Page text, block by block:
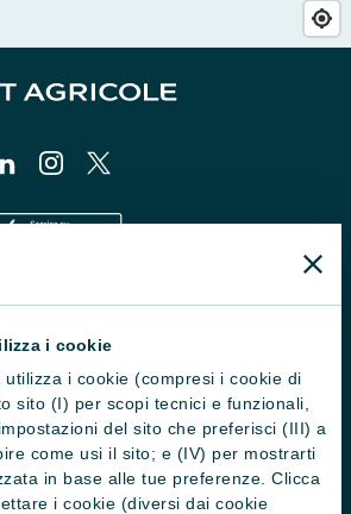
i cookie
i cookie (compresi i cookie di
sito (I) per scopi tecnici e funzionali,
del sito che preferisci (III) a
come usi il sito; e (IV) per mostrarti
in base alle tue preferenze. Clicca
i cookie (diversi dai cookie